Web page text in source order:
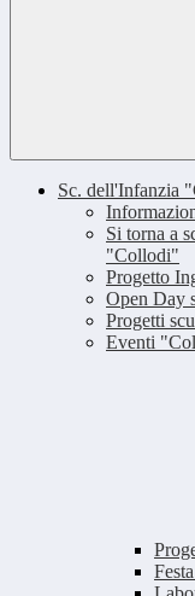
Sc. dell'Infanzia
Si torna a
"Collodi"
Progetto
Open Day
Progetti
Eventi